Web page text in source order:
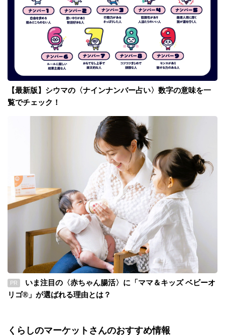
【最新版】シウマの〈ナインナンバー占い〉数字の意味を一
覧でチェック！
PR
いま注目の〈赤ちゃん腸活〉に「ママ＆キッズ ベビーオ
リゴ®」が選ばれる理由とは？
くらしのマーケットさんのおすすめ情報